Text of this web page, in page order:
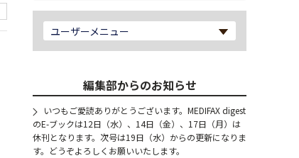
ユーザーメニュー
編集部からのお知らせ
いつもご愛読ありがとうございます。MEDIFAX digest
のE-ブックは12日（水）、14日（金）、17日（月）は
休刊となります。次号は19日（水）からの更新になりま
す。どうぞよろしくお願いいたします。